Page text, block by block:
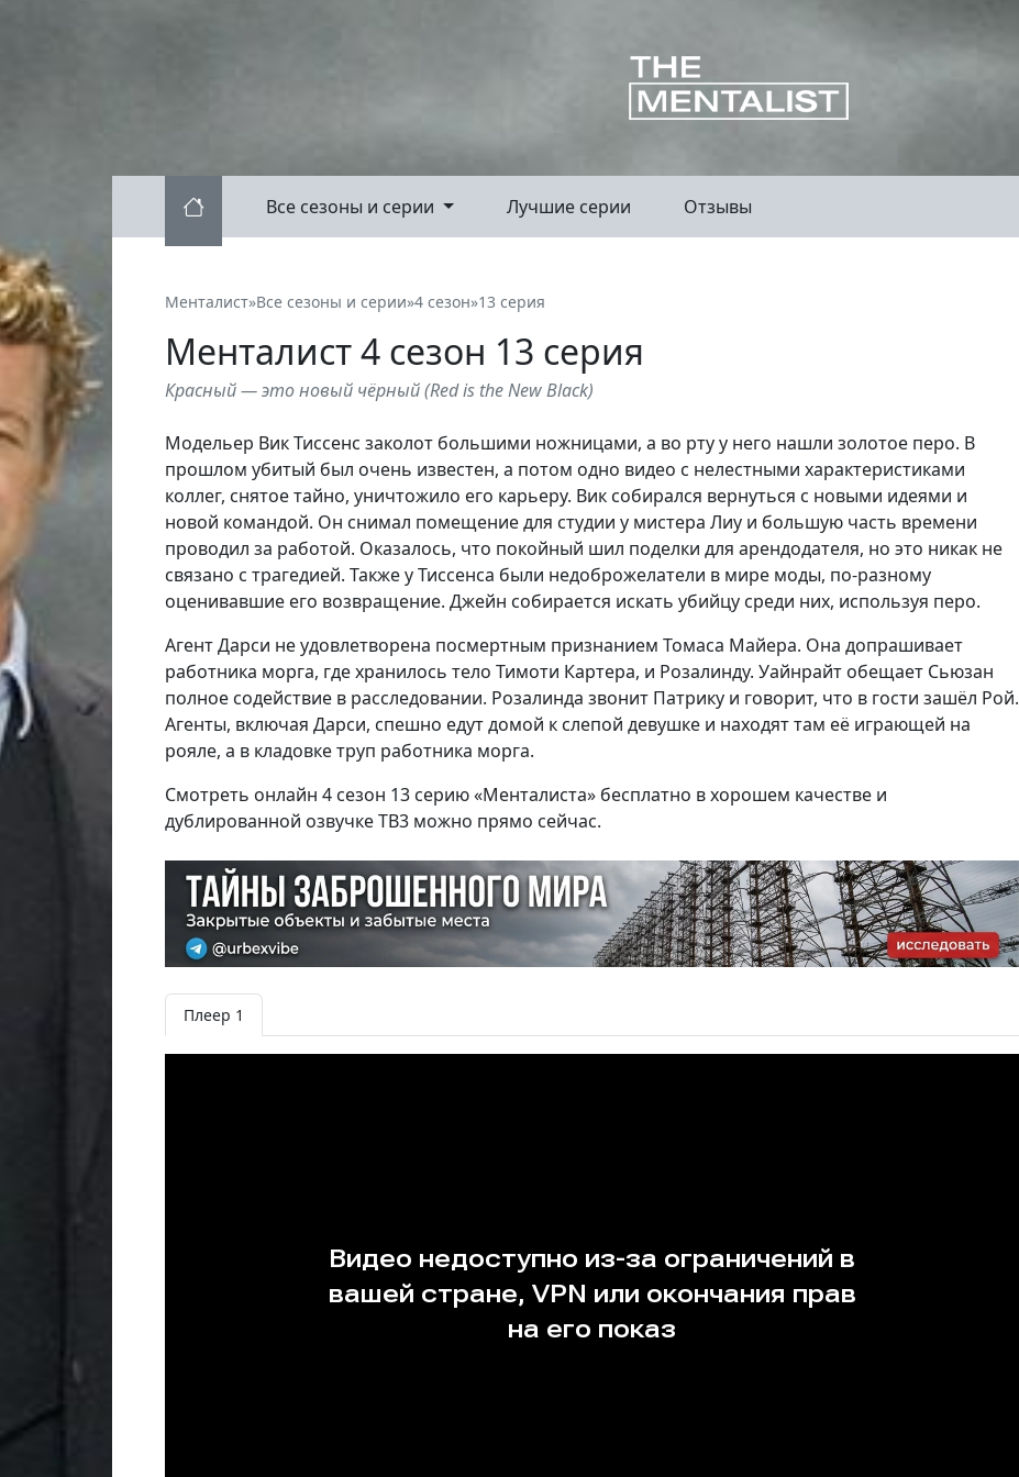
Все сезоны и серии Лучшие серии Отзывы
Менталист»Все сезоны и серии»4 сезон»13 серия
Менталист4 сезон 13 серия
Красный — это новый чёрный(Red is the New Black)
Модельер Вик Тиссенс заколот большими ножницами, а во рту у него нашли золотое перо. В
прошлом убитый был очень известен, а потом одно видео с нелестными характеристиками
коллег, снятое тайно, уничтожило его карьеру. Вик собирался вернуться с новыми идеями и
новой командой. Он снимал помещение для студии у мистера Лиу и большую часть времени
проводил за работой. Оказалось, что покойный шил поделки для арендодателя, но это никак не
связано с трагедией. Также у Тиссенса были недоброжелатели в мире моды, по-разному
оценивавшие его возвращение. Джейн собирается искать убийцу среди них, используя перо.
Агент Дарси не удовлетворена посмертным признанием Томаса Майера. Она допрашивает
работника морга, где хранилось тело Тимоти Картера, и Розалинду. Уайнрайт обещает Сьюзан
полное содействие в расследовании. Розалинда звонит Патрику и говорит, что в гости зашёл Рой.
Агенты, включая Дарси, спешно едут домой к слепой девушке и находят там её играющей на
рояле, а в кладовке труп работника морга.
Смотреть онлайн 4 сезон 13 серию «Менталиста» бесплатно в хорошем качестве и
дублированной озвучке ТВ3 можно прямо сейчас.
Плеер 1